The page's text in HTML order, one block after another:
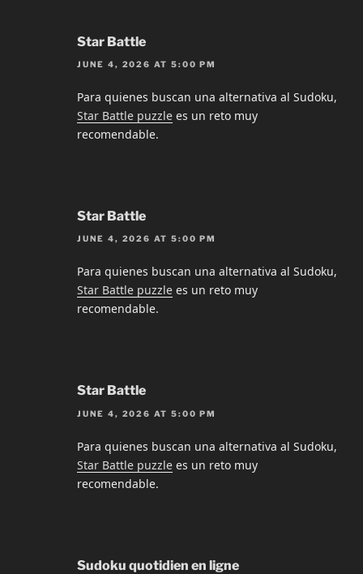
Star Battle
JUNE 4, 2026 AT 5:00 PM
Para quienes buscan una alternativa al Sudoku,
Star Battle puzzle es un reto muy
recomendable.
Star Battle
JUNE 4, 2026 AT 5:00 PM
Para quienes buscan una alternativa al Sudoku,
Star Battle puzzle es un reto muy
recomendable.
Star Battle
JUNE 4, 2026 AT 5:00 PM
Para quienes buscan una alternativa al Sudoku,
Star Battle puzzle es un reto muy
recomendable.
Sudoku quotidien en ligne